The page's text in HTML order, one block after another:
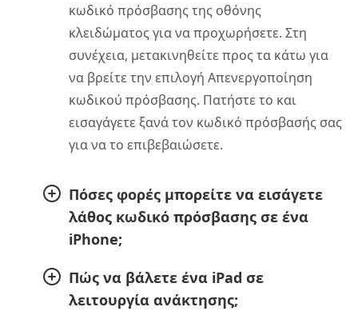
κωδικό πρόσβασης της οθόνης
κλειδώματος για να προχωρήσετε. Στη
συνέχεια, μετακινηθείτε προς τα κάτω για
να βρείτε την επιλογή Απενεργοποίηση
κωδικού πρόσβασης. Πατήστε το και
εισαγάγετε ξανά τον κωδικό πρόσβασής σας
για να το επιβεβαιώσετε.
Πόσες φορές μπορείτε να εισάγετε
λάθος κωδικό πρόσβασης σε ένα
iPhone;
Πώς να βάλετε ένα iPad σε
λειτουργία ανάκτησης;